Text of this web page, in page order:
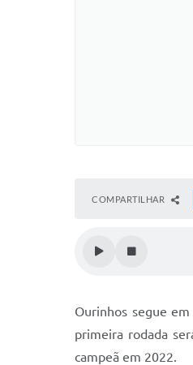
COMPARTILHAR
Ourinhos segue
primeira rodada
campeã em 2022.